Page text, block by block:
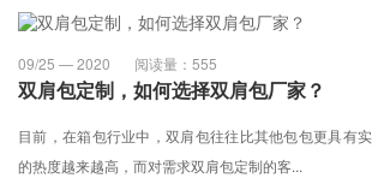
09/25 — 2020 阅读量： 555
双肩包定制，如何选择双肩包厂家？
目前，在箱包行业中，双肩包往往比其他包包更具有
的热度越来越高，而对需求双肩包定制的客...